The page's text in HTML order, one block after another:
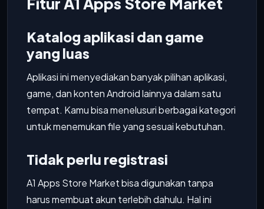
Katalog aplikasi dan game
yang luas
Aplikasi ini menyediakan banyak pilihan aplikasi,
game, dan konten Android lainnya dalam satu
tempat. Kamu bisa menelusuri berbagai kategori
untuk menemukan file yang sesuai kebutuhan.
Tidak perlu registrasi
A1 Apps Store Market bisa digunakan tanpa
harus membuat akun terlebih dahulu. Hal ini